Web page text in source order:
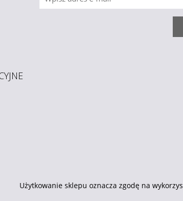
Użytkowanie sklepu oznacza zgodę na